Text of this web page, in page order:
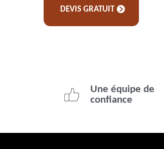
DEVIS GRATUIT
Une équipe de
confiance